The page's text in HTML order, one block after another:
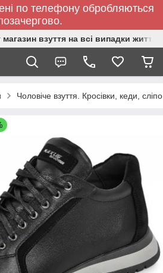
по телефону обробляються
взуття на всі випадки життя.
Чоловіче взуття. Кросівки, кеди,